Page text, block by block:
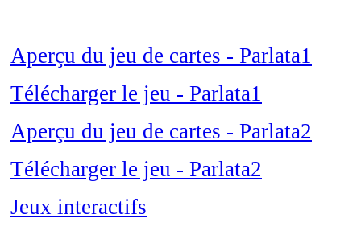
Aperçu du jeu de cartes - Parlata1
Télécharger le jeu - Parlata1
Aperçu du jeu de cartes - Parlata2
Télécharger le jeu - Parlata2
Jeux interactifs